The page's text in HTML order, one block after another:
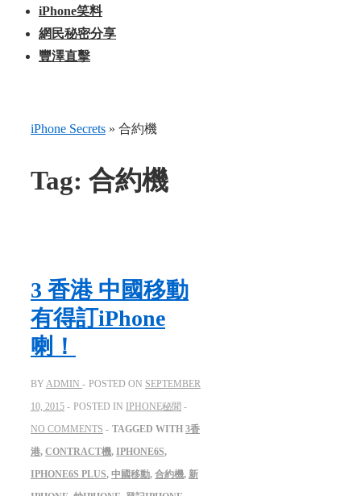
iPhone笑料
網民秘密分享
豐澤直擊
iPhone Secrets » 合約機
Tag: 合約機
3 香港 中國移動
有得訂iPhone
喇！
BY ADMIN POSTED ON SEPTEMBER
10, 2015
POSTED IN IPHONE秘聞
NO COMMENTS
TAGGED WITH 3香
港, CONTRACT機, IPHONE6S,
IPHONE6S PLUS, 中國移動, 合約機, 新